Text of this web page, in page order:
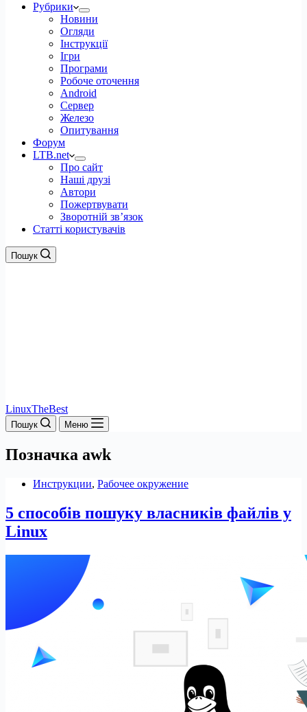
Рубрики
Новини
Огляди
Інструкції
Ігри
Програми
Робоче оточення
Android
Сервер
Железо
Опитування
Форум
LTB.net
Про сайт
Наші друзі
Автори
Пожертвувати
Зворотній зв’язок
Статті користувачів
Пошук
LinuxTheBest
Пошук Меню
Позначка awk
Инструкции, Рабочее окружение
5 способів пошуку власників файлів у
Linux